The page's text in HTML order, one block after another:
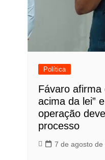
Política
Fávaro afirma
acima da lei”
operação
processo
7 de agosto de